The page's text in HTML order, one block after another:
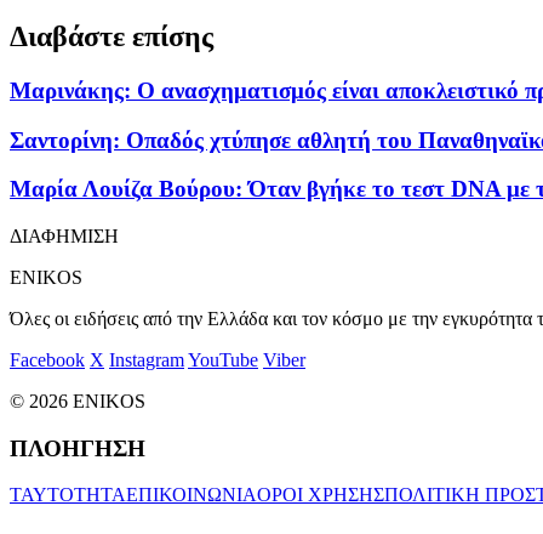
Διαβάστε επίσης
Μαρινάκης: Ο ανασχηματισμός είναι αποκλειστικό
Σαντορίνη: Οπαδός χτύπησε αθλητή του
Μαρία Λουίζα Βούρου: Όταν βγήκε το τεστ DNA με
ΔΙΑΦΗΜΙΣΗ
ENIKOS
Όλες οι ειδήσεις από την Ελλάδα και τον κόσμο με την εγκυρότητα
Facebook X InstagramYouTube Viber
© 2026 ENIKOS
ΠΛΟΗΓΗΣΗ
ΤΑΥΤΟΤΗΤΑΕΠΙΚΟΙΝΩΝΙΑΟΡΟΙ ΧΡΗΣΗΣΠΟΛΙΤΙΚΗ